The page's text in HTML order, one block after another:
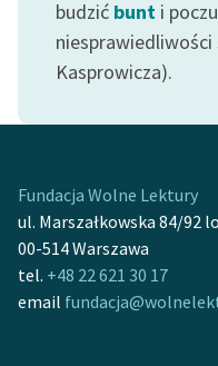
skandynawskiej literatury
feministycznej
Ręce pełne poezji
twórców przechodzących
do domeny publicznej,
lektur szkolnych oraz
Starego Testamentu
budzić bunt i
Kasprowicza).
Fundacja Wolne Lektury
ul. Marszałkowska 84/92
00-514 Warszawa
tel. +48 22 621 30 17
email